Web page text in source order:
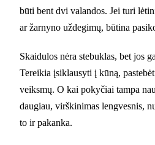
būti bent dvi valandos. Jei turi
ar žarnyno uždegimų, būtina
Skaidulos nėra stebuklas, bet jos
Tereikia įsiklausyti į kūną,
veiksmų. O kai pokyčiai tampa
daugiau, virškinimas lengvesnis,
to ir pakanka.